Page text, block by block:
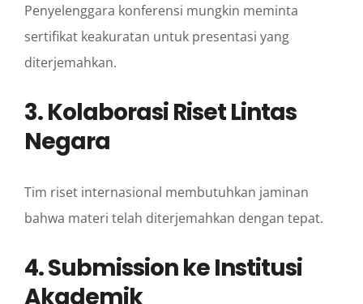
Penyelenggara konferensi mungkin meminta
sertifikat keakuratan untuk presentasi yang
diterjemahkan.
3. Kolaborasi Riset Lintas
Negara
Tim riset internasional membutuhkan jaminan
bahwa materi telah diterjemahkan dengan tepat.
4. Submission ke Institusi
Akademik